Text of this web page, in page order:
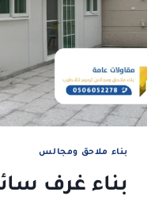
بناء ملاحق ومجالس
بناء غرف